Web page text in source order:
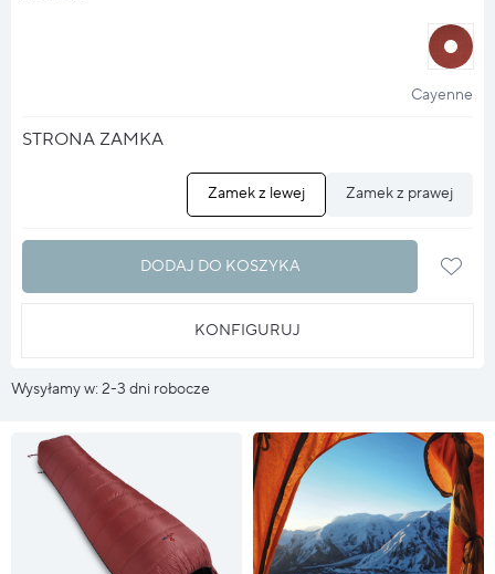
halo
?
Cayenne
STRONA ZAMKA
Zamek z prawej
Zamek z lewej
DODAJ DO KOSZYKA
KONFIGURUJ
Wysyłamy w: 2-3 dni robocze